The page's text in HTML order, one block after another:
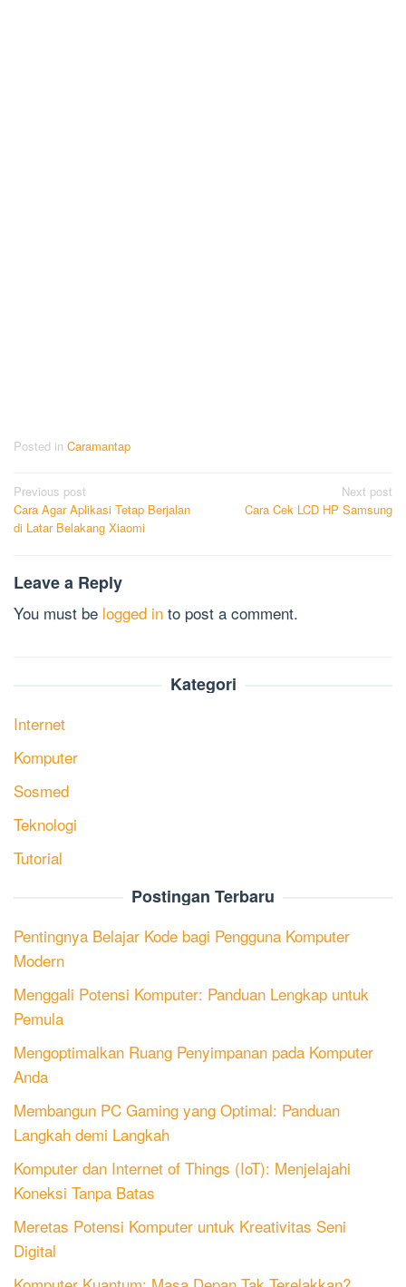
Posted in Caramantap
Post
navigation
Previous post
Cara Agar Aplikasi Tetap Berjalan
di Latar Belakang Xiaomi
Next post
Cara Cek LCD HP Samsung
Leave a Reply
You must be logged in to post a comment.
Kategori
Internet
Komputer
Sosmed
Teknologi
Tutorial
Postingan Terbaru
Pentingnya Belajar Kode bagi Pengguna Komputer
Modern
Menggali Potensi Komputer: Panduan Lengkap untuk
Pemula
Mengoptimalkan Ruang Penyimpanan pada Komputer
Anda
Membangun PC Gaming yang Optimal: Panduan
Langkah demi Langkah
Komputer dan Internet of Things (IoT): Menjelajahi
Koneksi Tanpa Batas
Meretas Potensi Komputer untuk Kreativitas Seni
Digital